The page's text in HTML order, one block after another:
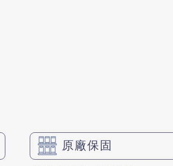
原廠保固